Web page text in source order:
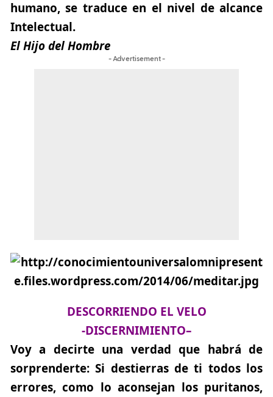
humano, se traduce en el nivel de alcance
Intelectual.
El Hijo del Hombre
- Advertisement -
DESCORRIENDO EL VELO
-DISCERNIMIENTO–
Voy a decirte una verdad que habrá de
sorprenderte: Si destierras de ti todos los
errores, como lo aconsejan los puritanos,